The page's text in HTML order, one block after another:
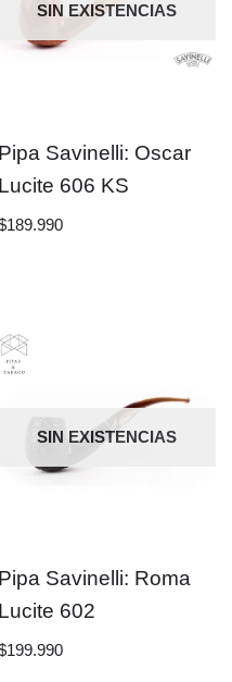
SIN EXISTENCIAS
Pipa Savinelli: Oscar
Lucite 606 KS
189.990
SIN EXISTENCIAS
Pipa Savinelli: Roma
Lucite 602
199.990